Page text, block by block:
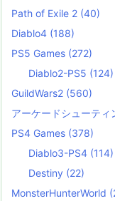
Path of Exile 2 (40)
Diablo4 (188)
PS5 Games (272)
Diablo2-PS5 (124)
GuildWars2 (560)
アーケードシューティ
PS4 Games (378)
Diablo3-PS4 (114)
Destiny (22)
MonsterHunterWorld